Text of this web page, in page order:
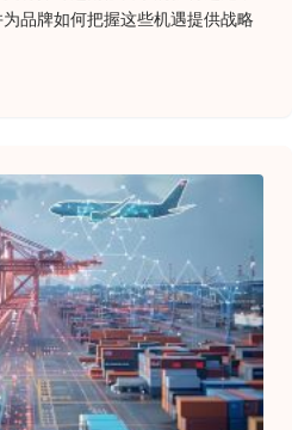
品牌如何把握这些机遇提供战略